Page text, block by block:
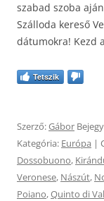
szabad szoba
Szálloda kereső
dátumokra! Kezd
Tetszik
Szerző:Gábor
Kategória: Európa |
Dossobuono,
Veronese, Nászút,
Poiano,Quinto di